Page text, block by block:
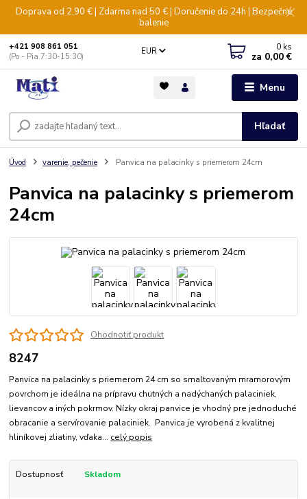
Doprava od 2,90 € | Zdarma nad 50 € | Doručenie do 24h | Bezpečné
balenie
Menu
EUR
Hľadať
+421 908 861 051
(Po - Pia 7:30-15:30)
0 ks
za 0,00 €
Úvod varenie, pečenie Panvica na palacinky s priemerom 24cm
Panvica na palacinky s priemerom
24cm
Ohodnotiť produkt
8247
Panvica na palacinky s priemerom 24 cm so smaltovaným mramorovým
povrchom je ideálna na prípravu chutných a nadýchaných palaciniek,
lievancov a iných pokrmov. Nízky okraj panvice je vhodný pre jednoduché
obracanie a servírovanie palaciniek. Panvica je vyrobená z kvalitnej
hliníkovej zliatiny, vďaka... celý popis
Dostupnosť Skladom